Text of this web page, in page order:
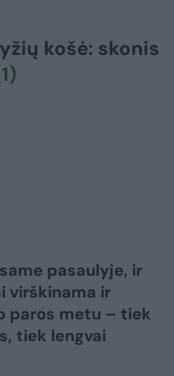
košė: skonis
pasaulyje, ir
virškinama ir
paros metu – tiek
tiek lengvai